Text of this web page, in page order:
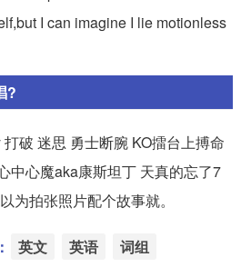
I can imagine I lie motionless
?
破 迷思 勇士断腕 KO擂台上搏命
中心魔aka康斯坦丁 天真的忘了7
为拍张照片配个故事就。
英文 英语 词组